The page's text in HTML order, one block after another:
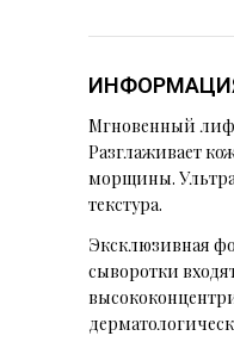
Мгновенный
Разглаживает
морщины.
текстура.
Эксклюзивная
сыворотки